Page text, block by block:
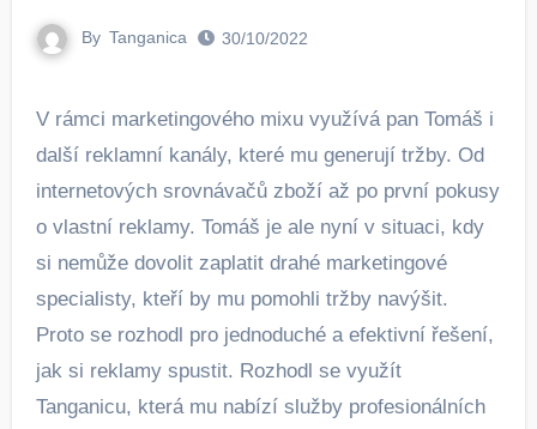
By Tanganica 30/10/2022
V rámci marketingového mixu využívá pan Tomáš i
další reklamní kanály, které mu generují tržby. Od
internetových srovnávačů zboží až po první pokusy
o vlastní reklamy. Tomáš je ale nyní v situaci, kdy
si nemůže dovolit zaplatit drahé marketingové
specialisty, kteří by mu pomohli tržby navýšit.
Proto se rozhodl pro jednoduché a efektivní řešení,
jak si reklamy spustit. Rozhodl se využít
Tanganicu, která mu nabízí služby profesionálních